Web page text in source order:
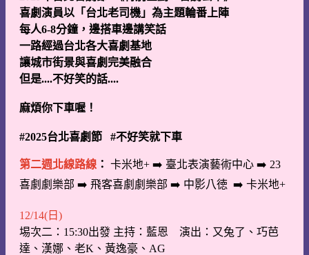
喜劇演員以「台北老司機」為主題輪番上陣
每人6-8分鐘，邊搭車邊講笑話
一路經過台北各大喜劇基地
讓城市街景與喜劇完美融合
但是....不好笑的話....
麻煩你下車喔！
#2025台北喜劇節 #不好笑就下車
第二週北線路線 ： 卡米地+ ➡️ 臺北表演藝術中心 ➡️ 23
喜劇劇樂部 ➡️ 飛客喜劇劇樂部 ➡️ 中影八徳 ➡️ 卡米地+
12/14(日)
埸次二： 15:30出發 主持：藍恩
演出：又兔了、巧芭
達、漢娜、老K 、黃逸豪、 AG